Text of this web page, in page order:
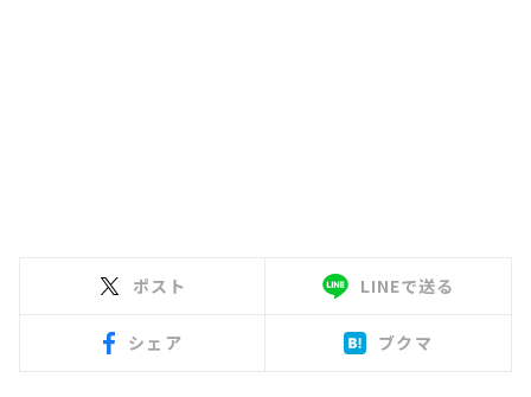
ポスト LINEで送る
シェア ブクマ